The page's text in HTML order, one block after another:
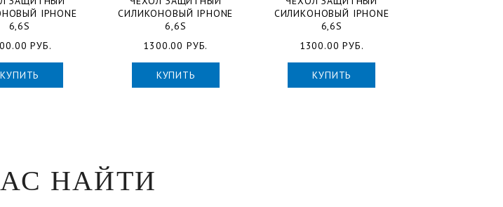
IPHONE
6,6S
РУБ.
КУПИТЬ
СИЛИКОНОВЫЙ IPHONE
6,6S
1300.00 РУБ.
КУПИТЬ
СИЛИКОНОВЫЙ IPHONE
6,6S
1300.00 РУБ.
КУПИТЬ
НАЙТИ